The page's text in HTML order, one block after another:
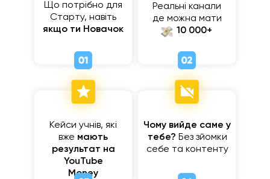
Реальні канали
де можна мати
⠀⠀ 10 000+
Що потрібно для
Старту, навіть
якщо ти Новачок
Кейси учнів, які
вже мають
результат на
YouTube
Money
Чому вийде саме у
тебе? Без зйомки
себе та контенту